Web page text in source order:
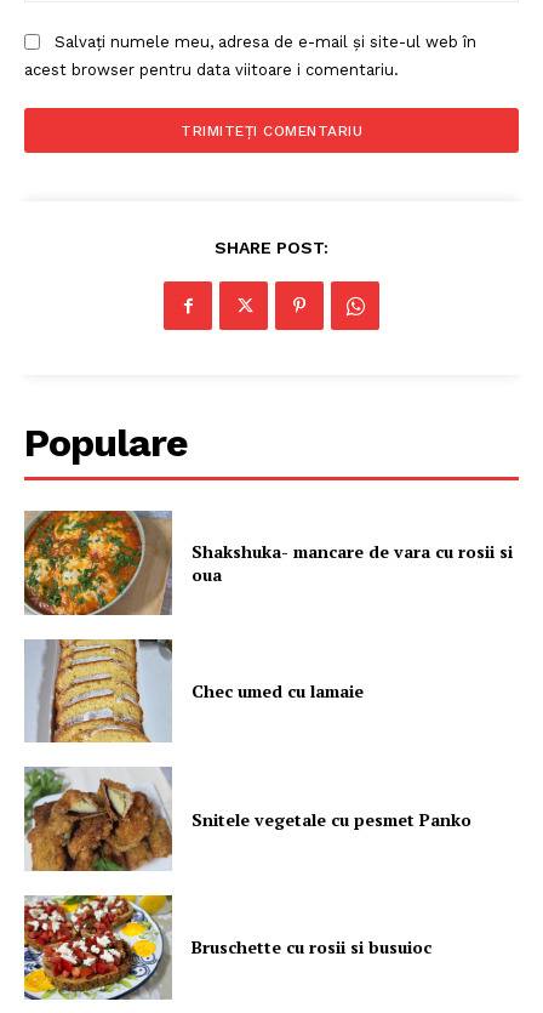
Salvați numele meu, adresa de e-mail și site-ul web în
acest browser pentru data viitoare i comentariu.
SHARE POST:
Populare
Shakshuka- mancare de vara cu rosii si
oua
Chec umed cu lamaie
Snitele vegetale cu pesmet Panko
Bruschette cu rosii si busuioc